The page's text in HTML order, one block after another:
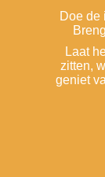
Doe de
Laat
zitten,
geniet